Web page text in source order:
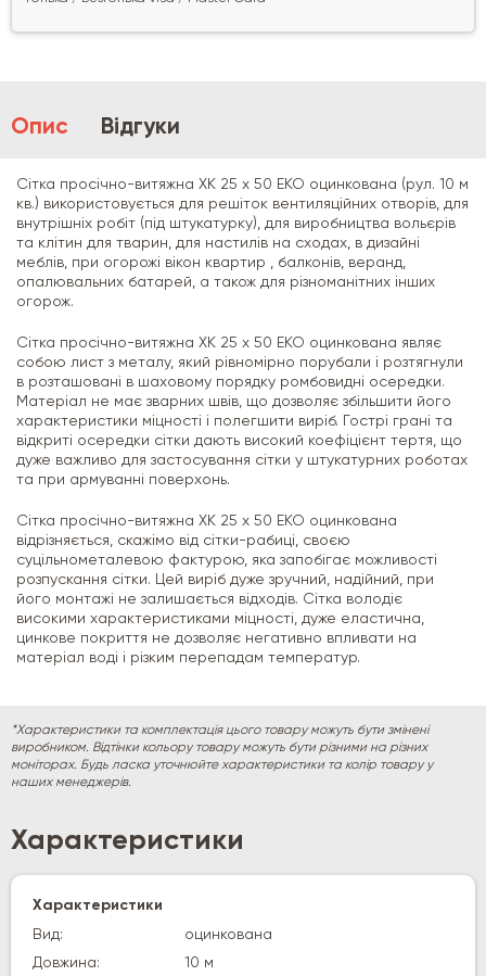
Опис Відгуки
Сітка просічно-витяжна ХК 25 х 50 ЕКО оцинкована (рул. 10 м
кв.) використовується для решіток вентиляційних отворів, для
внутрішніх робіт (під штукатурку), для виробництва вольєрів
та клітин для тварин, для настилів на сходах, в дизайні
меблів, при огорожі вікон квартир , балконів, веранд,
опалювальних батарей, а також для різноманітних інших
огорож.
Сітка просічно-витяжна ХК 25 х 50 ЕКО оцинкована являє
собою лист з металу, який рівномірно порубали і розтягнули
в розташовані в шаховому порядку ромбовидні осередки.
Матеріал не має зварних швів, що дозволяє збільшити його
характеристики міцності і полегшити виріб. Гострі грані та
відкриті осередки сітки дають високий коефіцієнт тертя, що
дуже важливо для застосування сітки у штукатурних роботах
та при армуванні поверхонь.
Сітка просічно-витяжна ХК 25 х 50 ЕКО оцинкована
відрізняється, скажімо від сітки-рабиці, своєю
суцільнометалевою фактурою, яка запобігає можливості
розпускання сітки. Цей виріб дуже зручний, надійний, при
його монтажі не залишається відходів. Сітка володіє
високими характеристиками міцності, дуже еластична,
цинкове покриття не дозволяє негативно впливати на
матеріал воді і різким перепадам температур.
*Характеристики та комплектація цього товару можуть бути змінені
виробником. Відтінки кольору товару можуть бути різними на різних
моніторах. Будь ласка уточнюйте характеристики та колір товару у
наших менеджерів.
Характеристики
Характеристики
Вид:
оцинкована
Довжина:
10 м